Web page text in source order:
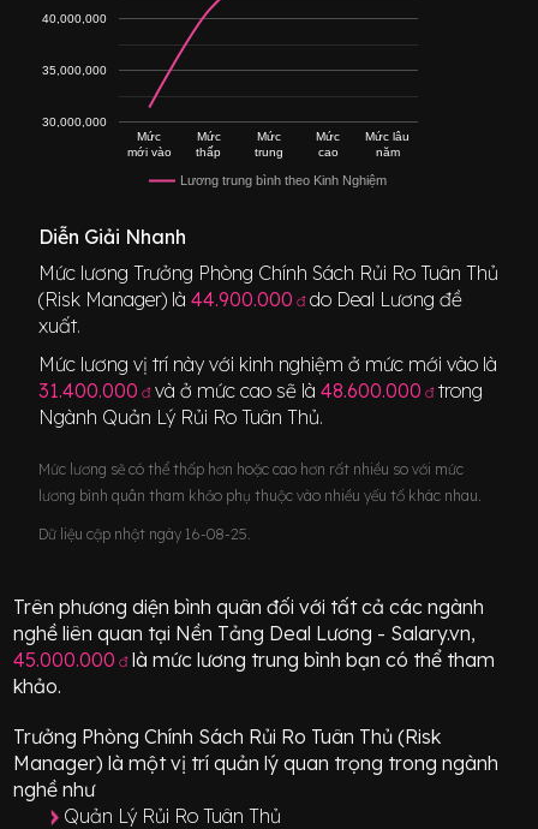
Lương trung bình theo Kinh Nghiệm
Mức
mới vào
Mức
thấp
Mức
trung
Mức
cao
Mức lâu
năm
30,000,000
35,000,000
40,000,000
Diễn Giải Nhanh
Mức lươngTrưởng Phòng Chính Sách Rủi Ro Tuân Thủ
(Risk Manager) là44.900.000 đdo Deal Lương đề
xuất.
Mức lương vị trí này với kinh nghiệm ở mức mới vào là
31.400.000 đ và ở mức cao sẽ là48.600.000 đ trong
Ngành Quản Lý Rủi Ro Tuân Thủ.
Mức lương sẽ có thể thấp hơn hoặc cao hơn rất nhiều so với mức
lương bình quân tham khảo phụ thuộc vào nhiều yếu tố khác nhau.
Dữ liệu cập nhật ngày 16-08-25.
Trên phương diện bình quân đối với tất cả các ngành
nghề liên quan tại Nền Tảng Deal Lương - Salary.vn,
45.000.000 đlà mức lương trung bình bạn có thể tham
khảo.
Trưởng Phòng Chính Sách Rủi Ro Tuân Thủ (Risk
Manager) là một vị tríquản lý quan trọng trong ngành
nghề như
Quản Lý Rủi Ro Tuân Thủ